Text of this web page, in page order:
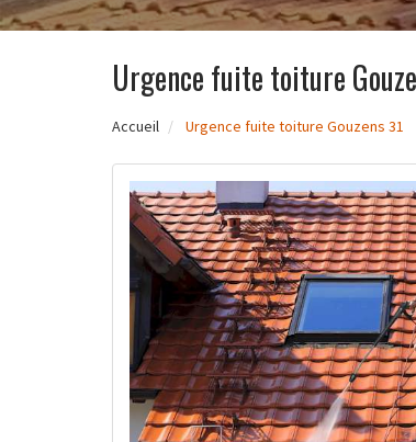
Urgence fuite toiture
Accueil Urgence fuite toiture Gouzens 31